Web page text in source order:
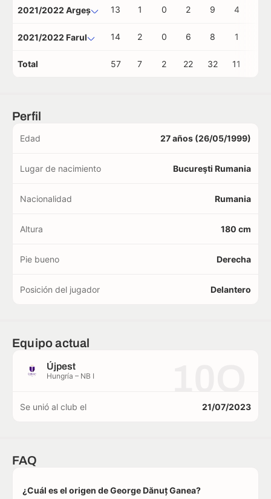
2021/2022 Argeș 13 1 0 2 9 4
2021/2022 Farul 14 2 0 6 8 1
Total 57 7 2 22 32 11
Perfil
Edad 27 años (26/05/1999)
Lugar de nacimiento Bucureşti Rumania
Nacionalidad Rumania
Altura 180 cm
Pie bueno Derecha
Posición del jugador Delantero
Equipo actual
Újpest
Hungría – NB I
Se unió al club el 21/07/2023
FAQ
¿Cuál es el origen de George Dănuț Ganea?